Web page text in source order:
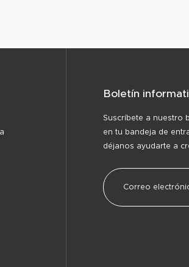
Boletín
Suscríbete a nuestro
en tu bandeja de
déjanos ayudarte a